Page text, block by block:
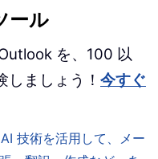
ール
を、100 以
しましょう！ 今すぐ
技術を活用して、メー